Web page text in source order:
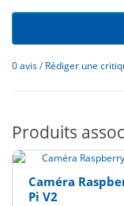
0 avis/ Rédiger une
Produits
Caméra
Pi V2